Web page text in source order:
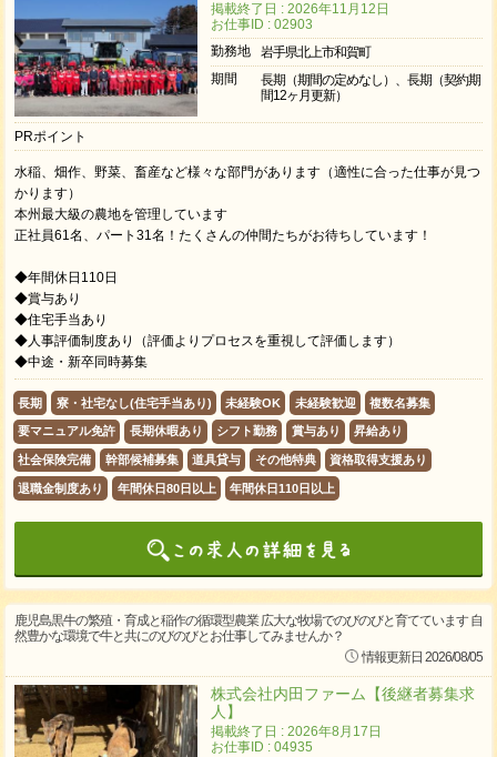
掲載終了日 : 2026年11月12日
お仕事ID : 02903
勤務地
岩手県北上市和賀町
期間
長期（期間の定めなし）、長期（契約期
間12ヶ月更新）
PRポイント
水稲、畑作、野菜、畜産など様々な部門があります（適性に合った仕事が見つ
かります）
本州最大級の農地を管理しています
正社員61名、パート31名！たくさんの仲間たちがお待ちしています！
◆年間休日110日
◆賞与あり
◆住宅手当あり
◆人事評価制度あり（評価よりプロセスを重視して評価します）
◆中途・新卒同時募集
長期 寮・社宅なし(住宅手当あり) 未経験OK 未経験歓迎 複数名募集
要マニュアル免許 長期休暇あり シフト勤務 賞与あり 昇給あり
社会保険完備 幹部候補募集 道具貸与 その他特典 資格取得支援あり
退職金制度あり 年間休日80日以上 年間休日110日以上
鹿児島黒牛の繁殖・育成と稲作の循環型農業 広大な牧場でのびのびと育てています 自
然豊かな環境で牛と共にのびのびとお仕事してみませんか？
情報更新日 2026/08/05
株式会社内田ファーム【後継者募集求
人】
掲載終了日 : 2026年8月17日
お仕事ID : 04935